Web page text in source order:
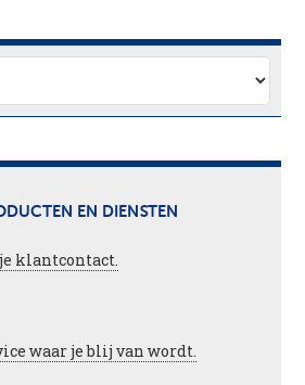
EN DIENSTEN
klantcontact.
waar je blij van wordt.